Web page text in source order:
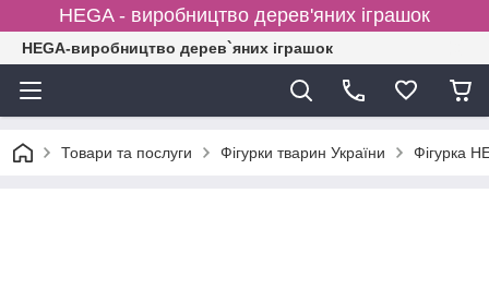
HEGA - виробництво дерев'яних іграшок
HEGA-виробництво дерев`яних іграшок
Товари та послуги Фігурки тварин України Фігурка